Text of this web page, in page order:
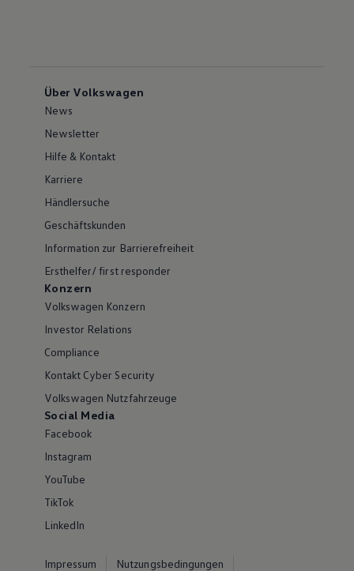
Über Volkswagen
News
Newsletter
Hilfe & Kontakt
Karriere
Händlersuche
Geschäftskunden
Information zur Barrierefreiheit
Ersthelfer/ first responder
Konzern
Volkswagen Konzern
Investor Relations
Compliance
Kontakt Cyber Security
Volkswagen Nutzfahrzeuge
Social Media
Facebook
Instagram
YouTube
TikTok
LinkedIn
Impressum
Nutzungsbedingungen